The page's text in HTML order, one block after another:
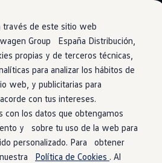
través de este sitio web
Group España Distribución,
propias y de terceros técnicas,
para analizar los hábitos de
web, y publicitarias para
con tus intereses.
con los datos que obtengamos
y sobre tu uso de la web para
personalizado. Para obtener
Política de Cookies . Al
modelos
los modelos
nuevo en stock
de ocasión en stock
nuevo en stock
de ocasión
exterior para la fuente
externa
al aire